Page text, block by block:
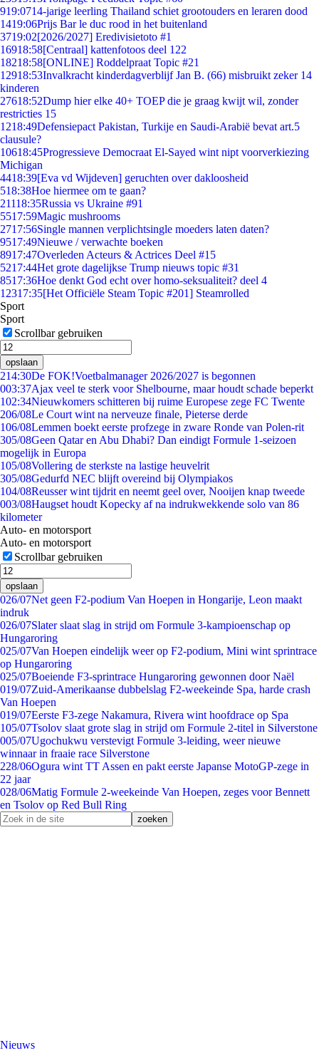
919:0714-jarige leerling Thailand schiet grootouders en leraren dood
1419:06Prijs Bar le duc rood in het buitenland
3719:02[2026/2027] Eredivisietoto #1
16918:58[Centraal] kattenfotoos deel 122
18218:58[ONLINE] Roddelpraat Topic #21
12918:53Invalkracht kinderdagverblijf Jan B. (66) misbruikt zeker 14
kinderen
27618:52Dump hier elke 40+ TOEP die je graag kwijt wil, zonder
restricties 15
1218:49Defensiepact Pakistan, Turkije en Saudi-Arabië bevat art.5
clausule?
10618:45Progressieve Democraat El-Sayed wint nipt voorverkiezing
Michigan
4418:39[Eva vd Wijdeven] geruchten over dakloosheid
518:38Hoe hiermee om te gaan?
21118:35Russia vs Ukraine #91
5517:59Magic mushrooms
2717:56Single mannen verplichtsingle moeders laten daten?
9517:49Nieuwe / verwachte boeken
8917:47Overleden Acteurs & Actrices Deel #15
5217:44Het grote dagelijkse Trump nieuws topic #31
8517:36Hoe denkt God echt over homo-seksualiteit? deel 4
12317:35[Het Officiële Steam Topic #201] Steamrolled
Sport
Sport
Scrollbar gebruiken
opslaan
214:30De FOK!Voetbalmanager 2026/2027 is begonnen
003:37Ajax veel te sterk voor Shelbourne, maar houdt schade beperkt
102:34Nieuwkomers schitteren bij ruime Europese zege FC Twente
206/08Le Court wint na nerveuze finale, Pieterse derde
106/08Lemmen boekt eerste profzege in zware Ronde van Polen-rit
305/08Geen Qatar en Abu Dhabi? Dan eindigt Formule 1-seizoen
mogelijk in Europa
105/08Vollering de sterkste na lastige heuvelrit
305/08Gedurfd NEC blijft overeind bij Olympiakos
104/08Reusser wint tijdrit en neemt geel over, Nooijen knap tweede
003/08Haugset houdt Kopecky af na indrukwekkende solo van 86
kilometer
Auto- en motorsport
Auto- en motorsport
Scrollbar gebruiken
opslaan
026/07Net geen F2-podium Van Hoepen in Hongarije, Leon maakt
indruk
026/07Slater slaat slag in strijd om Formule 3-kampioenschap op
Hungaroring
025/07Van Hoepen eindelijk weer op F2-podium, Mini wint sprintrace
op Hungaroring
025/07Boeiende F3-sprintrace Hungaroring gewonnen door Naël
019/07Zuid-Amerikaanse dubbelslag F2-weekeinde Spa, harde crash
Van Hoepen
019/07Eerste F3-zege Nakamura, Rivera wint hoofdrace op Spa
105/07Tsolov slaat grote slag in strijd om Formule 2-titel in Silverstone
005/07Ugochukwu verstevigt Formule 3-leiding, weer nieuwe
winnaar in fraaie race Silverstone
228/06Ogura wint TT Assen en pakt eerste Japanse MotoGP-zege in
22 jaar
028/06Matig Formule 2-weekeinde Van Hoepen, zeges voor Bennett
en Tsolov op Red Bull Ring
Nieuws